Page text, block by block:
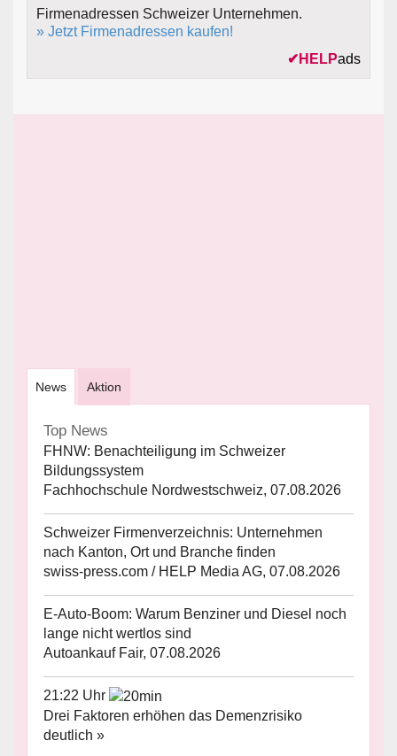
Firmenadressen Schweizer Unternehmen.
» Jetzt Firmenadressen kaufen!
✔ HELPads
News Aktion
Top News
FHNW: Benachteiligung im Schweizer
Bildungssystem
Fachhochschule Nordwestschweiz, 07.08.2026
Schweizer Firmenverzeichnis: Unternehmen
nach Kanton, Ort und Branche finden
swiss-press.com / HELP Media AG, 07.08.2026
E-Auto-Boom: Warum Benziner und Diesel noch
lange nicht wertlos sind
Autoankauf Fair, 07.08.2026
21:22 Uhr
Drei Faktoren erhöhen das Demenzrisiko
deutlich »